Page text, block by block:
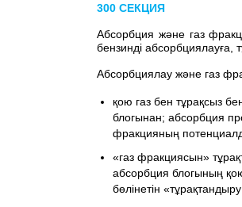
300 СЕКЦИЯ
Абсорбция және газ
бензинді абсорбциялауға,
Абсорбциялау және газ
қою газ бен тұрақсыз
блогынан; абсорбция
фракцияның
«газ фракциясын»
абсорбция блогының
бөлінетін